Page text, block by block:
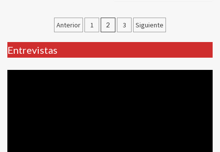
Paginación
de
entradas
Anterior 1 2 3 Siguiente
Entrevistas